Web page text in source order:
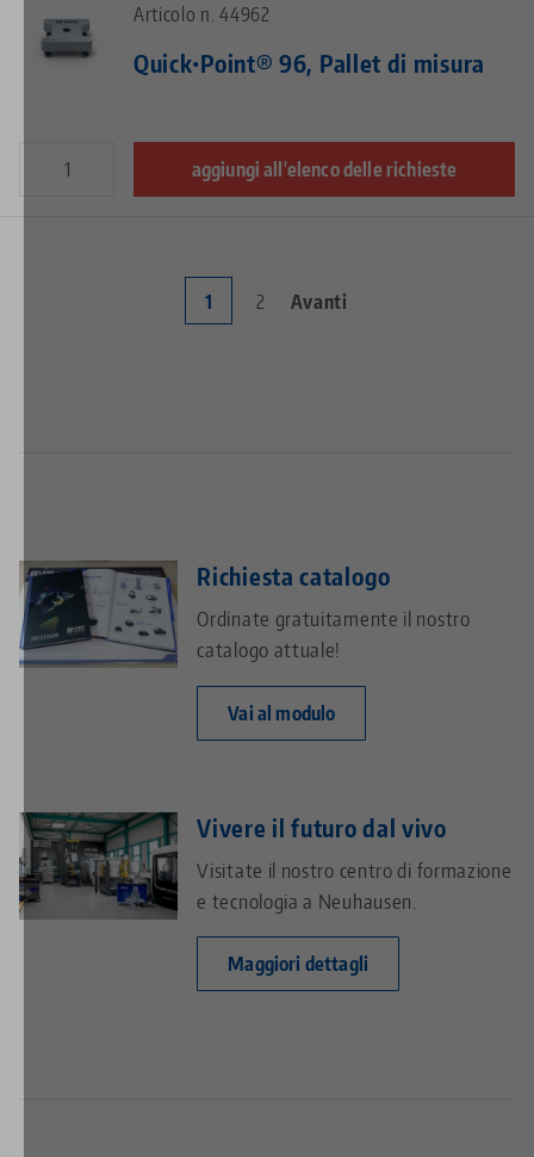
Articolo n. 44962
Quick•Point® 96, Pallet di misura
aggiungi all'elenco delle richieste
Current
1 Page
2
Next
Avanti
Richiesta catalogo
Ordinate gratuitamente il nostro
catalogo attuale!
Vai al modulo
Vivere il futuro dal vivo
Visitate il nostro centro di formazione
e tecnologia a Neuhausen.
Maggiori dettagli